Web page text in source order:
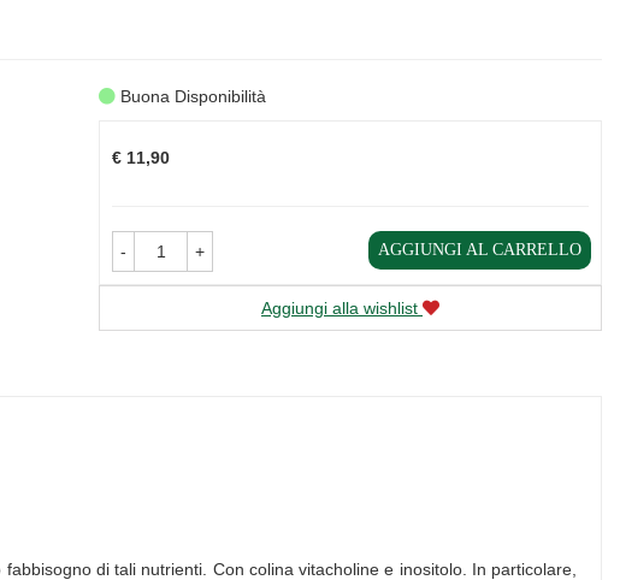
Buona Disponibilità
€ 11,90
- + AGGIUNGI AL CARRELLO
Aggiungi alla wishlist
di tali nutrienti. Con colina vitacholine e inositolo. In particolare,